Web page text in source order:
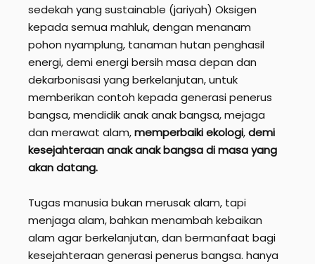
sedekah yang sustainable (jariyah) Oksigen
kepada semua mahluk, dengan menanam
pohon nyamplung, tanaman hutan penghasil
energi, demi energi bersih masa depan dan
dekarbonisasi yang berkelanjutan, untuk
memberikan contoh kepada generasi penerus
bangsa, mendidik anak anak bangsa, mejaga
dan merawat alam,memperbaiki ekologi,demi
kesejahteraan anak anak bangsa di masa yang
akan datang.
Tugas manusia bukan merusak alam, tapi
menjaga alam, bahkan menambah kebaikan
alam agar berkelanjutan, dan bermanfaat bagi
kesejahteraan generasi penerus bangsa. hanya